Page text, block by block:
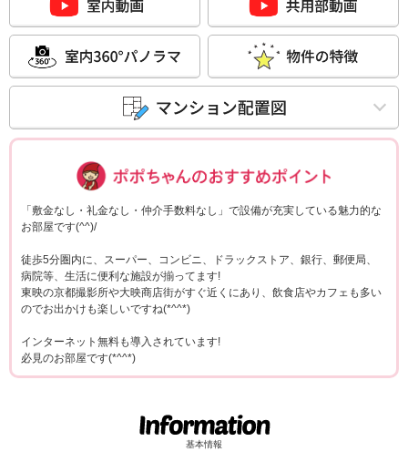
「敷金なし・礼金なし・仲介手数料なし」で設備が充実している魅力的な
お部屋です(^^)/
徒歩5分圏内に、スーパー、コンビニ、ドラックストア、銀行、郵便局、
病院等、生活に便利な施設が揃ってます!
東映の京都撮影所や大映商店街がすぐ近くにあり、飲食店やカフェも多い
のでお出かけも楽しいですね(*^^*)
インターネット無料も導入されています!
必見のお部屋です(*^^*)
基本情報